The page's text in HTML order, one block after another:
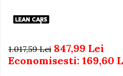
Caluti balansoar
Interactive, educative si
Ingrijire cosmetica mamici
Pompe de san
Sisteme De Purtare
1.017,59 Lei 847,99 Lei
Economisesti: 169,60